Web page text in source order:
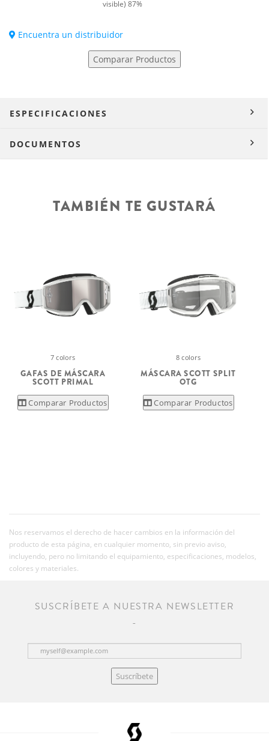
visible) 87%
Encuentra un distribuidor
Comparar Productos
ESPECIFICACIONES
DOCUMENTOS
TAMBIÉN TE GUSTARÁ
7 colors
GAFAS DE MÁSCARA
SCOTT PRIMAL
Comparar Productos
8 colors
MÁSCARA SCOTT SPLIT
OTG
Comparar Productos
Nos reservamos el derecho de hacer cambios en la información del
producto de esta página, en cualquier momento, sin previo aviso,
incluyendo, pero no limitando el equipamiento, especificaciones, modelos,
colores y materiales.
SUSCRÍBETE A NUESTRA NEWSLETTER
Suscríbete